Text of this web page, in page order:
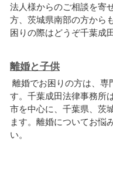
法人様からのご相談を寄
方、茨城県南部の方から
困りの際はどうぞ千葉成
離婚と子供
離婚でお困りの方は、専
す。千葉成田法律事務所は
市を中心に、千葉県、茨
ます。離婚についてお悩
い。